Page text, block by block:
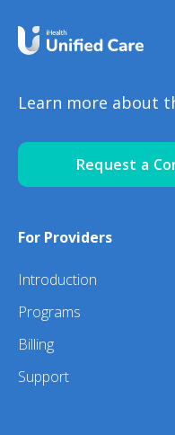
Learn more about
Request a
For Providers
Introduction
Programs
Billing
Support